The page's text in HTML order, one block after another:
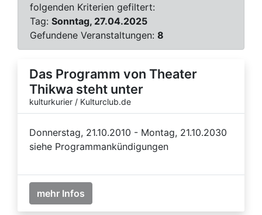
folgenden Kriterien gefiltert:
Tag: Sonntag, 27.04.2025
Gefundene Veranstaltungen: 8
Das Programm von Theater
Thikwa steht unter
kulturkurier / Kulturclub.de
Donnerstag, 21.10.2010 - Montag, 21.10.2030
siehe Programmankündigungen
mehr Infos